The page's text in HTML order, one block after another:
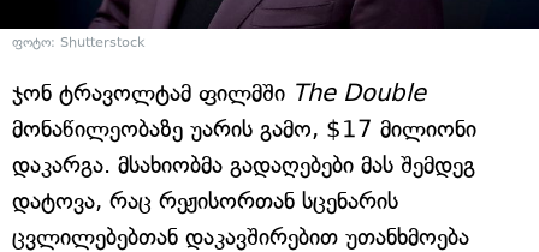
ფოტო: Shutterstock
ჯონ ტრავოლტამ ფილმში The Double
მონაწილეობაზე უარის გამო, $17 მილიონი
დაკარგა. მსახიობმა გადაღებები მას შემდეგ
დატოვა, რაც რეჟისორთან სცენარის
ცვლილებებთან დაკავშირებით უთანხმოება